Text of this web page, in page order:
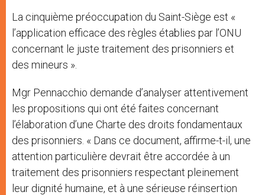
La cinquième préoccupation du Saint-Siège est «
l’application efficace des règles établies par l’ONU
concernant le juste traitement des prisonniers et
des mineurs ».
Mgr Pennacchio demande d’analyser attentivement
les propositions qui ont été faites concernant
l’élaboration d’une Charte des droits fondamentaux
des prisonniers. « Dans ce document, affirme-t-il, une
attention particulière devrait être accordée à un
traitement des prisonniers respectant pleinement
leur dignité humaine, et à une sérieuse réinsertion